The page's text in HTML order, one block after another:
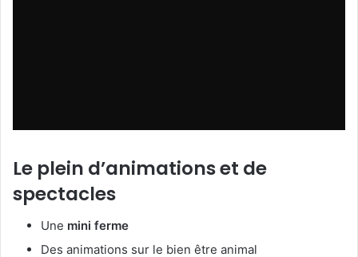
Le plein d’animations et de
spectacles
Une mini ferme
Des animations sur le bien être animal